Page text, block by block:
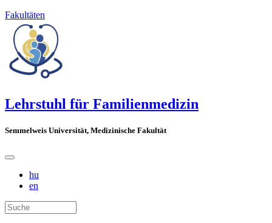
Fakultäten
Lehrstuhl für Familienmedizin
Semmelweis Universität, Medizinische Fakultät
hu
en